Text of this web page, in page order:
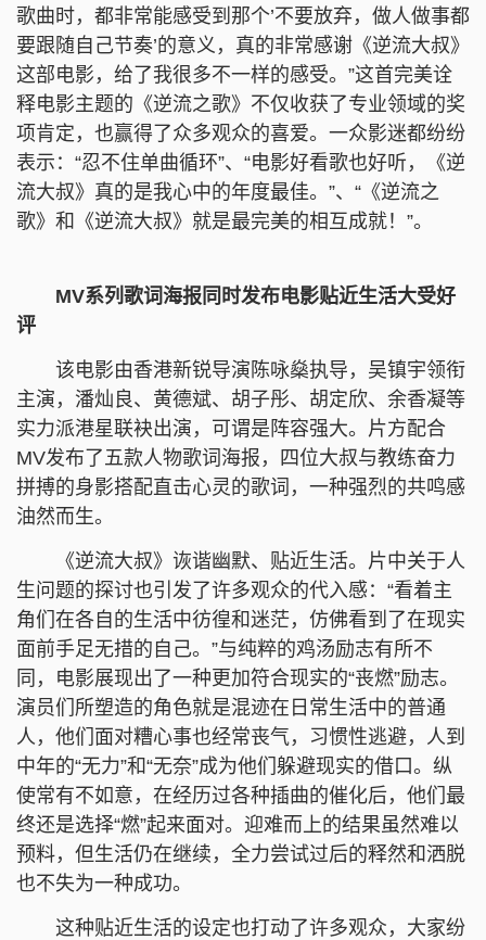
歌曲时，都非常能感受到那个’不要放弃，做人做事都
要跟随自己节奏’的意义，真的非常感谢《逆流大叔》
这部电影，给了我很多不一样的感受。”这首完美诠
释电影主题的《逆流之歌》不仅收获了专业领域的奖
项肯定，也赢得了众多观众的喜爱。一众影迷都纷纷
表示：“忍不住单曲循环”、“电影好看歌也好听，《逆
流大叔》真的是我心中的年度最佳。”、“《逆流之
歌》和《逆流大叔》就是最完美的相互成就！”。
MV系列歌词海报同时发布电影贴近生活大受好
评
该电影由香港新锐导演陈咏燊执导，吴镇宇领衔
主演，潘灿良、黄德斌、胡子彤、胡定欣、余香凝等
实力派港星联袂出演，可谓是阵容强大。片方配合
MV发布了五款人物歌词海报，四位大叔与教练奋力
拼搏的身影搭配直击心灵的歌词，一种强烈的共鸣感
油然而生。
《逆流大叔》诙谐幽默、贴近生活。片中关于人
生问题的探讨也引发了许多观众的代入感：“看着主
角们在各自的生活中彷徨和迷茫，仿佛看到了在现实
面前手足无措的自己。”与纯粹的鸡汤励志有所不
同，电影展现出了一种更加符合现实的“丧燃”励志。
演员们所塑造的角色就是混迹在日常生活中的普通
人，他们面对糟心事也经常丧气，习惯性逃避，人到
中年的“无力”和“无奈”成为他们躲避现实的借口。纵
使常有不如意，在经历过各种插曲的催化后，他们最
终还是选择“燃”起来面对。迎难而上的结果虽然难以
预料，但生活仍在继续，全力尝试过后的释然和洒脱
也不失为一种成功。
这种贴近生活的设定也打动了许多观众，大家纷